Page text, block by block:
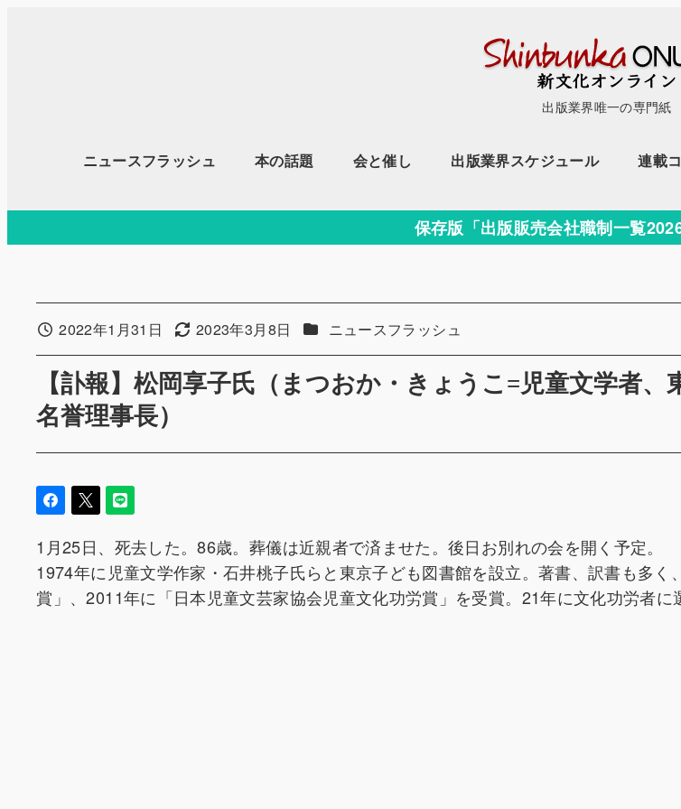
移
出版業界唯一の専門紙
ニュースフラッシュ 本の話題 会と催し 出版業界スケジュール 連載
保存版「出版販売会社職制一覧
【訃報】松岡享子氏（まつおか・きょうこ=児童文学者、
名誉理事長）
投稿日2022年1月31日 更新日2023年3月8日 カテゴリー
ニュースフラッシュ
1月25日、死去した。86歳。葬儀は近親者で済ませた。後日お別れの会を開く予定。
1974年に児童文学作家・石井桃子氏らと東京子ども図書館を設立。著書、訳書も多く
賞」、2011年に「日本児童文芸家協会児童文化功労賞」を受賞。21年に文化功労者に